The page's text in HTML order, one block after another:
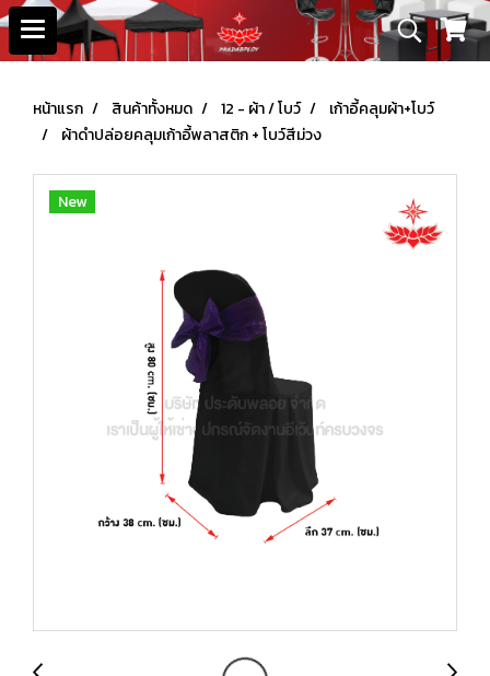
หน้าแรก สินค้าทั้งหมด 12 - ผ้า / โบว์
เก้าอี้คลุมผ้า+โบว์
ผ้าดำปล่อยคลุมเก้าอี้พลาสติก + โบว์สีม่วง
New